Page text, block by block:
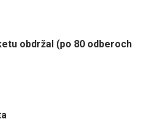
obdržal (po 80 odberoch